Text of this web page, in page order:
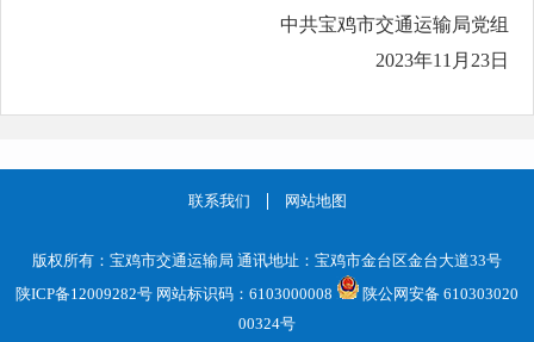
中共宝鸡市交通运输局党组
2023年11月23日
联系我们 网站地图
版权所有：宝鸡市交通运输局 通讯地址：宝鸡市金台区金台大道33号
陕ICP备12009282号 网站标识码：6103000008
陕公网安备 610303020
00324号